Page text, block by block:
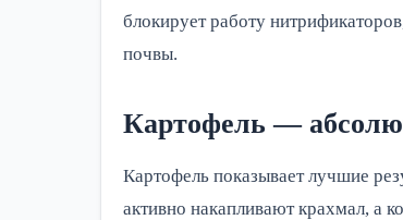
блокирует работу
почвы.
Картофель —
Картофель показывает лучшие
активно накапливают крахмал, а